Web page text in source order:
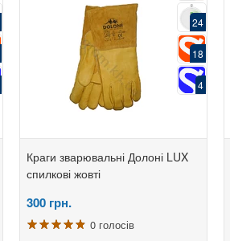
24
18
4
Краги зварювальні Долоні LUX
спилкові жовті
300 грн.
0 голосів